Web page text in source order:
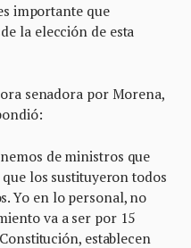
importante que
la elección de esta
senadora por Morena,
de ministros que
los sustituyeron todos
Yo en lo personal, no
va a ser por 15
establecen